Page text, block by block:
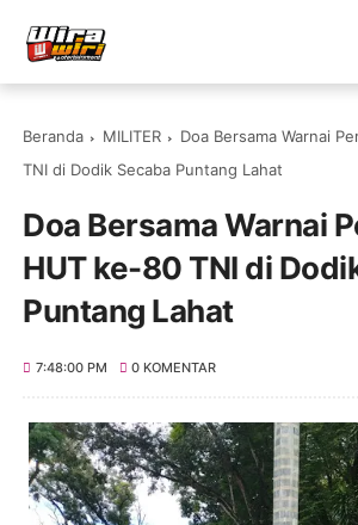
Beranda MILITER
Doa Bersama Warnai
TNI di Dodik Secaba Puntang Lahat
Doa Bersama Warnai
HUT ke-80 TNI di
Puntang Lahat
7:48:00 PM 0 KOMENTAR